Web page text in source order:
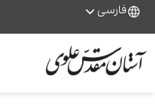
فارسی